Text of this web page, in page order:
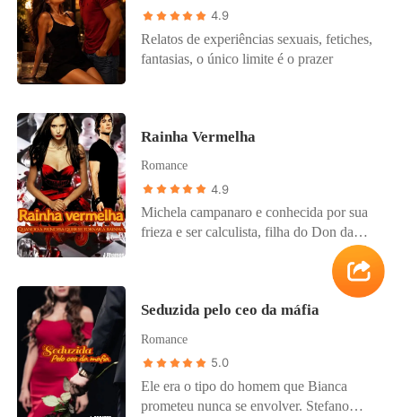
4.9
Relatos de experiências sexuais, fetiches,
fantasias, o único limite é o prazer
Rainha Vermelha
Romance
4.9
Michela campanaro e conhecida por sua
frieza e ser calculista, filha do Don da
casmorra, a segunda na linha de sucessão
do comando da máfia. Michela usa as
pessoas como se fossem peças de xadrez,
as movimentando de acordo com seus
comando da casmorra , no lugar do seu
irmão Gino. Michela ultrapassará barreira,
tentando conquistar territórios inimigos,
Seduzida pelo ceo da máfia
Romance
5.0
Ele era o tipo do homem que Bianca
prometeu nunca se envolver. Stefano